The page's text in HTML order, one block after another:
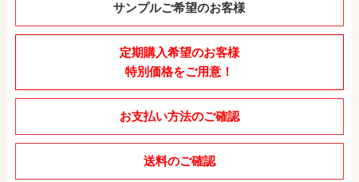
サンプルご希望のお客様
定期購入希望のお客様
特別価格をご用意！
お支払い方法のご確認
送料のご確認